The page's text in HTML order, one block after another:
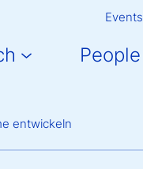
Events
People
entwickeln